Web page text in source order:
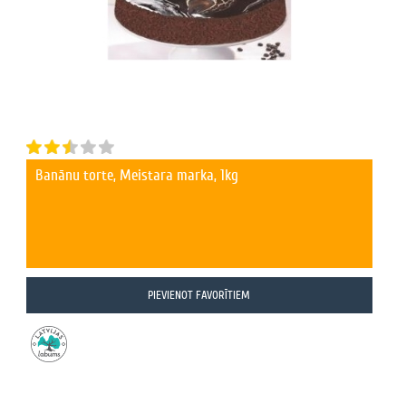
Banānu torte, Meistara marka, 1kg
PIEVIENOT FAVORĪTIEM